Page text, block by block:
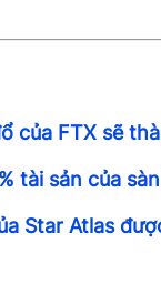
của FTX sẽ
tài sản của
Star Atlas